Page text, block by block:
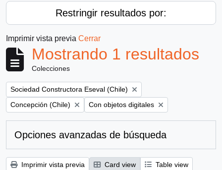
Restringir resultados por:
Imprimir vista previa Cerrar
Mostrando 1 resultados
Colecciones
Remove filter:
Sociedad Constructora Eseval (Chile)
Remove filter:
Concepción (Chile) Remove filter:
Con objetos digitales
Opciones avanzadas de búsqueda
Imprimir vista previa Card view Table view